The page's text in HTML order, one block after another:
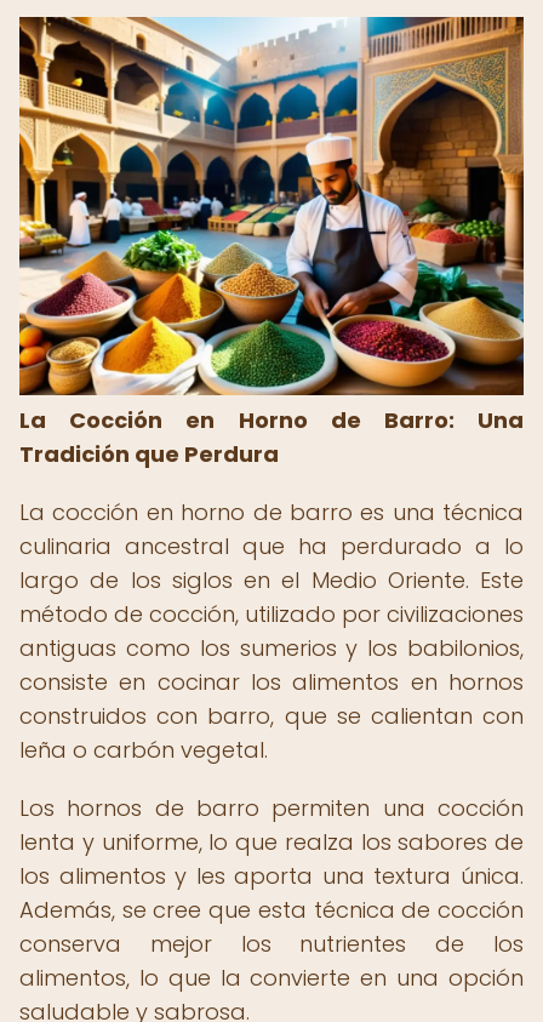
La Cocción en Horno de Barro: Una
Tradición que Perdura
La cocción en horno de barro es una técnica
culinaria ancestral que ha perdurado a lo
largo de los siglos en el Medio Oriente. Este
método de cocción, utilizado por civilizaciones
antiguas como los sumerios y los babilonios,
consiste en cocinar los alimentos en hornos
construidos con barro, que se calientan con
leña o carbón vegetal.
Los hornos de barro permiten una cocción
lenta y uniforme, lo que realza los sabores de
los alimentos y les aporta una textura única.
Además, se cree que esta técnica de cocción
conserva mejor los nutrientes de los
alimentos, lo que la convierte en una opción
saludable y sabrosa.